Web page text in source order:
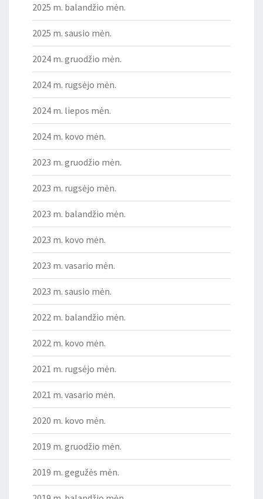
2025 m. balandžio mėn.
2025 m. sausio mėn.
2024 m. gruodžio mėn.
2024 m. rugsėjo mėn.
2024 m. liepos mėn.
2024 m. kovo mėn.
2023 m. gruodžio mėn.
2023 m. rugsėjo mėn.
2023 m. balandžio mėn.
2023 m. kovo mėn.
2023 m. vasario mėn.
2023 m. sausio mėn.
2022 m. balandžio mėn.
2022 m. kovo mėn.
2021 m. rugsėjo mėn.
2021 m. vasario mėn.
2020 m. kovo mėn.
2019 m. gruodžio mėn.
2019 m. gegužės mėn.